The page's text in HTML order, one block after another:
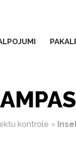
kontrole »